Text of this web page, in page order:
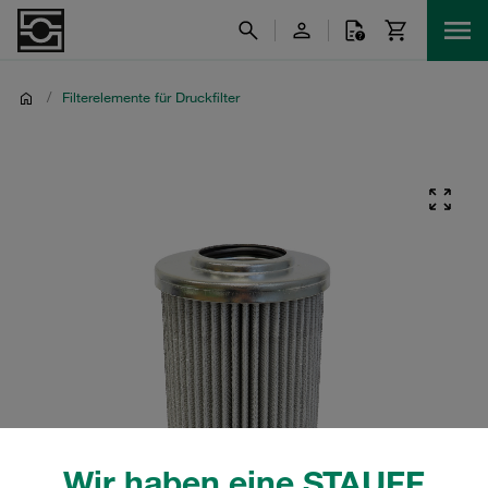
/ Filterelemente für Druckfilter